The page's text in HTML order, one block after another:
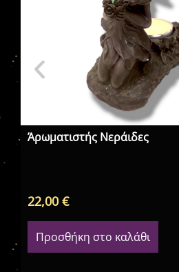
Άρωματιστής Νεράιδες
22,00€
Προσθήκη στο καλάθι